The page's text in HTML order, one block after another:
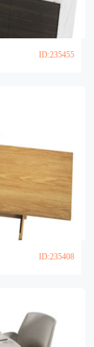
ID:235455
ID:235408